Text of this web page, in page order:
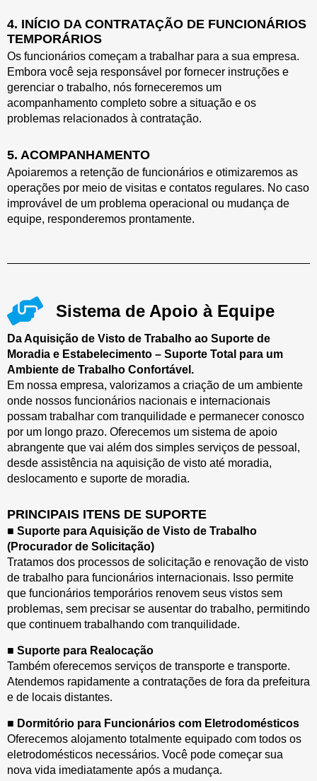
4. INÍCIO DA CONTRATAÇÃO DE FUNCIONÁRIOS
TEMPORÁRIOS
Os funcionários começam a trabalhar para a sua empresa.
Embora você seja responsável por fornecer instruções e
gerenciar o trabalho, nós forneceremos um
acompanhamento completo sobre a situação e os
problemas relacionados à contratação.
5. ACOMPANHAMENTO
Apoiaremos a retenção de funcionários e otimizaremos as
operações por meio de visitas e contatos regulares. No caso
improvável de um problema operacional ou mudança de
equipe, responderemos prontamente.
Sistema de Apoio à Equipe
Da Aquisição de Visto de Trabalho ao Suporte de
Moradia e Estabelecimento – Suporte Total para um
Ambiente de Trabalho Confortável.
Em nossa empresa, valorizamos a criação de um ambiente
onde nossos funcionários nacionais e internacionais
possam trabalhar com tranquilidade e permanecer conosco
por um longo prazo. Oferecemos um sistema de apoio
abrangente que vai além dos simples serviços de pessoal,
desde assistência na aquisição de visto até moradia,
deslocamento e suporte de moradia.
PRINCIPAIS ITENS DE SUPORTE
■ Suporte para Aquisição de Visto de Trabalho
(Procurador de Solicitação)
Tratamos dos processos de solicitação e renovação de visto
de trabalho para funcionários internacionais. Isso permite
que funcionários temporários renovem seus vistos sem
problemas, sem precisar se ausentar do trabalho, permitindo
que continuem trabalhando com tranquilidade.
■ Suporte para Realocação
Também oferecemos serviços de transporte e transporte.
Atendemos rapidamente a contratações de fora da prefeitura
e de locais distantes.
■ Dormitório para Funcionários com Eletrodomésticos
Oferecemos alojamento totalmente equipado com todos os
eletrodomésticos necessários. Você pode começar sua
nova vida imediatamente após a mudança.